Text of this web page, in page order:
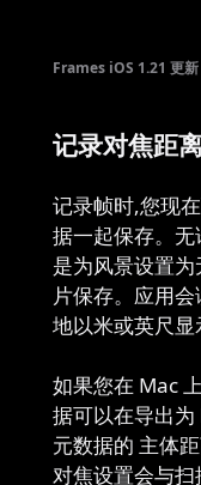
Frames iOS 1.21 更新
记录对焦距
记录帧时,您现
据一起保存。
是为风景设置
片保存。应用
地以米或英尺显
如果您在 Mac
据可以在导出为
元数据的 主体
对焦设置会与